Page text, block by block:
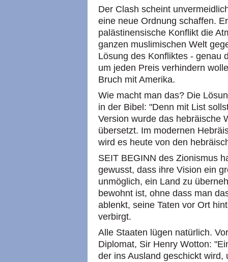
Der Clash scheint
eine neue Ordnung schaffen.
palästinensische Konflikt die
ganzen muslimischen Welt
Lösung des Konfliktes - genau
um jeden Preis verhindern
Bruch mit Amerika.
Wie macht man das? Die
in der Bibel: "Denn mit List
Version wurde das hebräische
übersetzt. Im modernen
wird es heute von den
SEIT BEGINN des Zionismus
gewusst, dass ihre Vision ein
unmöglich, ein Land zu
bewohnt ist, ohne dass man
ablenkt, seine Taten vor Ort
verbirgt.
Alle Staaten lügen natürlich.
Diplomat, Sir Henry Wotton:
der ins Ausland geschickt